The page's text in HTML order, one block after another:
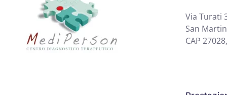
Via Turati
San
CAP